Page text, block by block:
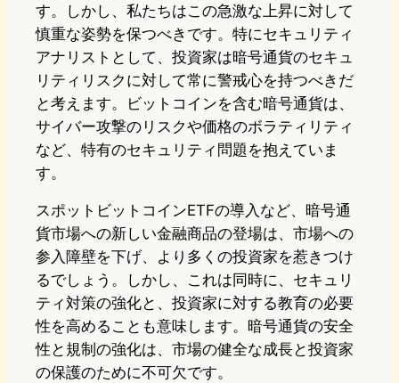
す。しかし、私たちはこの急激な上昇に対して
慎重な姿勢を保つべきです。特にセキュリティ
アナリストとして、投資家は暗号通貨のセキュ
リティリスクに対して常に警戒心を持つべきだ
と考えます。ビットコインを含む暗号通貨は、
サイバー攻撃のリスクや価格のボラティリティ
など、特有のセキュリティ問題を抱えていま
す。
スポットビットコインETFの導入など、暗号通
貨市場への新しい金融商品の登場は、市場への
参入障壁を下げ、より多くの投資家を惹きつけ
るでしょう。しかし、これは同時に、セキュリ
ティ対策の強化と、投資家に対する教育の必要
性を高めることも意味します。暗号通貨の安全
性と規制の強化は、市場の健全な成長と投資家
の保護のために不可欠です。